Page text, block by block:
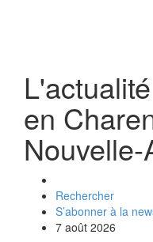
en
Rechercher
S’abonner à la
7 août 2026